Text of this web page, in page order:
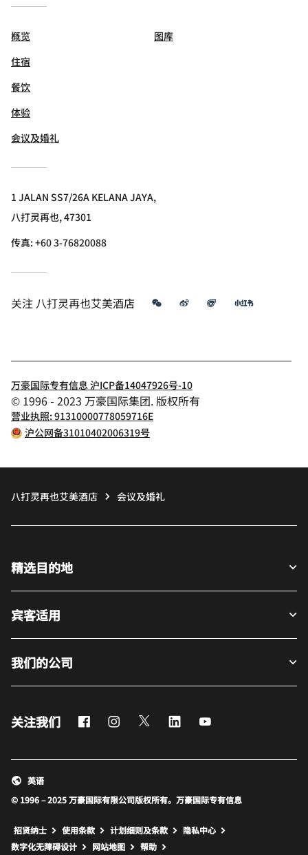
概览
住宿
餐饮
体验
会议及婚礼
图库
1 JALAN SS7/26A KELANA JAYA,
八打灵再也, 47301
传真:+60 3-76820088
关注 八打灵再也艾美酒店 微信 微博 飞猪 小红书
万豪国际专有信息 沪ICP备14047926号-10
© 1996 - 2023 万豪国际集团. 版权所有
营业执照: 91310000778059716E
沪公网备31010402006319号
八打灵再也艾美酒店 会议及婚礼
精选目的地
宾客适用
我们的公司
关注我们 FacebookInstagram
Twitter LinkedIn
© 1996 – 2025 万豪国际有限公司版权所有。万豪国际专有信息
英语
招贤纳士 使用条款 计划细则及条款
隐私中心
数字化无障碍设计
网站地图 打开新窗口
帮助